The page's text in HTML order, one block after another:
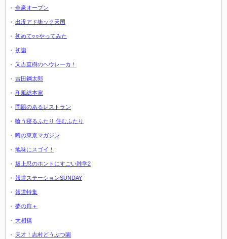
全豪オープン
出没アド街ック天国
初めて○○やってみた
初詣
又吉直樹のヘウレーカ！
吉田鋼太郎
和風総本家
問題のあるレストラン
喰う寝るふたり 住むふたり
噂の東京マガジン
地味にスゴイ！
坂上忍のホントにすごい雑学2
報道ステーションSUNDAY
報道特集
夢の扉＋
大相撲
天才！志村どうぶつ園